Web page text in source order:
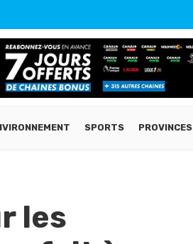
SPORTS PROVINCES
les